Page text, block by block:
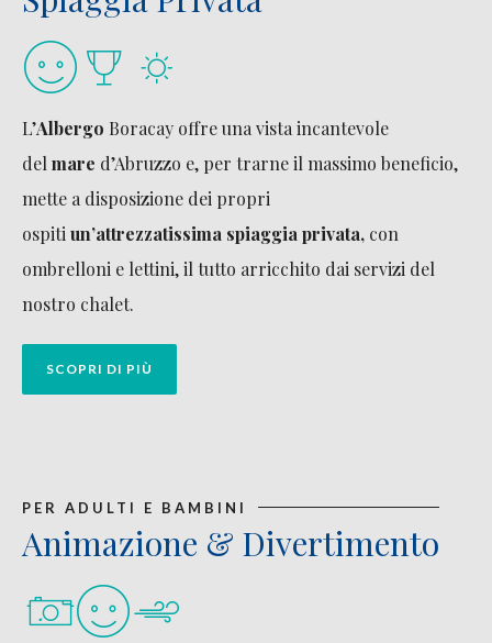
L’Albergo Boracay offre una vista incantevole
del mare d’Abruzzo e, per trarne il massimo beneficio,
mette a disposizione dei propri
ospiti un’attrezzatissima spiaggia privata, con
ombrelloni e lettini, il tutto arricchito dai servizi del
nostro chalet.
SCOPRI DI PIÙ
PER ADULTI E BAMBINI
Animazione & Divertimento